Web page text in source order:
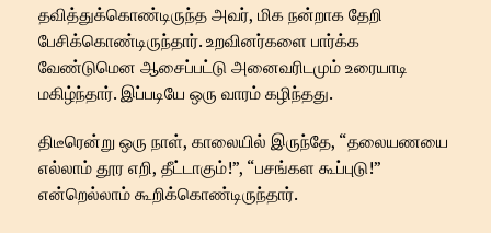
தவித்துக்கொண்டிருந்த அவர், மிக நன்றாக தேறி
பேசிக்கொண்டிருந்தார். உறவினர்களை பார்க்க
வேண்டுமென ஆசைப்பட்டு அனைவரிடமும் உரையாடி
மகிழ்ந்தார். இப்படியே ஒரு வாரம் கழிந்தது.
திடீரென்று ஒரு நாள், காலையில் இருந்தே, “தலையணயை
எல்லாம் தூர எறி, தீட்டாகும்!”, “பசங்கள கூப்புடு!”
என்றெல்லாம் கூறிக்கொண்டிருந்தார்.